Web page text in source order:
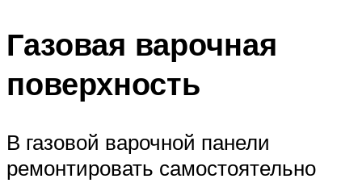
Газовая варочная
поверхность
В газовой варочной панели
ремонтировать самостоятельно